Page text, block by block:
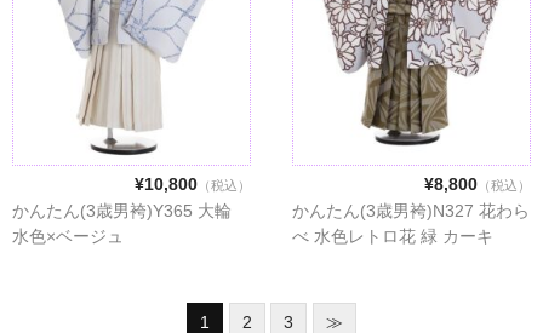
¥10,800（税込）
かんたん(3歳男袴)Y365 大輪
水色×ベージュ
¥8,800（税込）
かんたん(3歳男袴)N327 花わら
べ 水色レトロ花 緑 カーキ
1 2 3 ≫